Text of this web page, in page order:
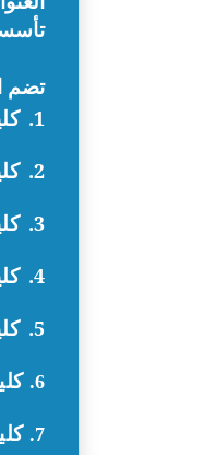
تضم
1.
2.
3.
4.
5.
6.
7.